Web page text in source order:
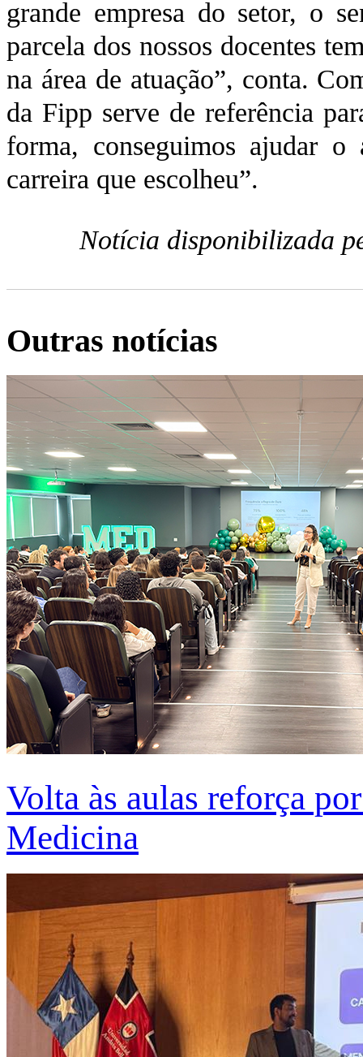
grande empresa do setor, o
parcela dos nossos docentes
na área de atuação”, conta.
da Fipp serve de referência
forma, conseguimos ajudar
carreira que escolheu”.
Notícia disponibilizada
Outras notícias
Volta às aulas reforça
Medicina